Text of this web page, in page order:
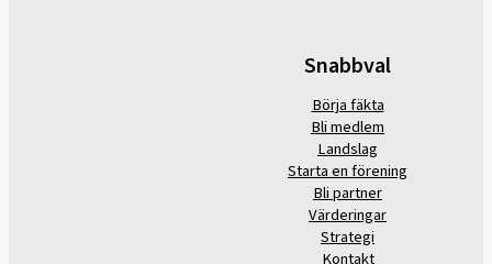
Snabbval
Börja fäkta
Bli medlem
Landslag
Starta en förening
Bli partner
Värderingar
Strategi